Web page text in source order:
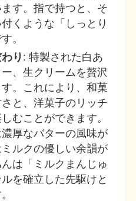
す。指で持つと、そ
くような「しっとり
。
り : 特製された白あ
、生クリームを贅沢
。これにより、和菓
と、洋菓子のリッチ
むことができます。
厚なバターの風味が
ルクの優しい余韻が
は「ミルクまんじゅ
を確立した先駆けと